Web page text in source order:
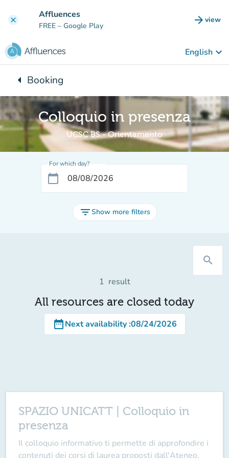
clear Affluences
FREE – Google Play arrow_forward view
(new
English keyboard_arrow_down
arrow_leftBack to:
Booking
Colloquio in presenza
UCSC BS - Orientamento
For which day?
calendar_today
filter_listShow more filters
search
1 result
All resources are closed today
date_rangeNext availability:08/24/2026
SPAZIO UNICATT | Colloquio in
presenza
Il colloquio informativo ti permette di approfondire i
contenuti dei corsi di laurea proposti dall'Ateneo,